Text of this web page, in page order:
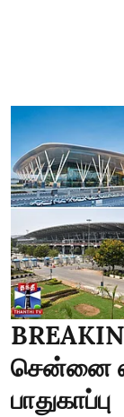
சென்னை
பாதுகாப்பு